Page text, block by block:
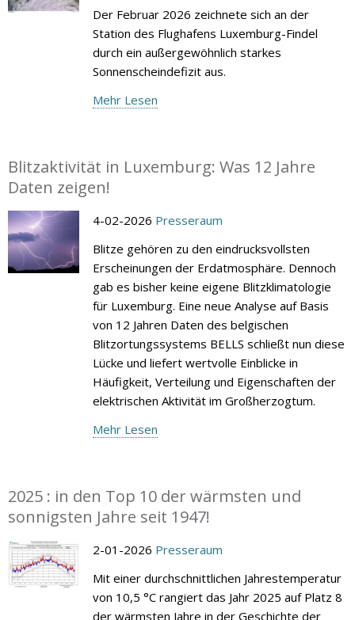
Der Februar 2026 zeichnete sich an der
Station des Flughafens Luxemburg-Findel
durch ein außergewöhnlich starkes
Sonnenscheindefizit aus.
Mehr Lesen
Blitzaktivität in Luxemburg: Was 12 Jahre
Daten zeigen!
4-02-2026 Presseraum
Blitze gehören zu den eindrucksvollsten
Erscheinungen der Erdatmosphäre. Dennoch
gab es bisher keine eigene Blitzklimatologie
für Luxemburg. Eine neue Analyse auf Basis
von 12 Jahren Daten des belgischen
Blitzortungssystems BELLS schließt nun diese
Lücke und liefert wertvolle Einblicke in
Häufigkeit, Verteilung und Eigenschaften der
elektrischen Aktivität im Großherzogtum.
Mehr Lesen
2025 : in den Top 10 der wärmsten und
sonnigsten Jahre seit 1947!
2-01-2026 Presseraum
Mit einer durchschnittlichen Jahrestemperatur
von 10,5 °C rangiert das Jahr 2025 auf Platz 8
der wärmsten Jahre in der Geschichte der